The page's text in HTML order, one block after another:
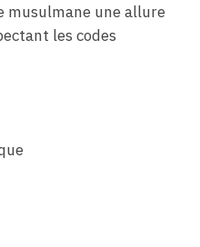
musulmane une allure
les codes